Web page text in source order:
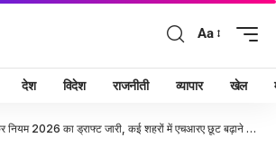
Aa
देश विदेश राजनीती व्यापार खेल
2026 का ड्राफ्ट जारी, कई शहरों में एचआरए छूट बढ़ाने का प्रस्ताव